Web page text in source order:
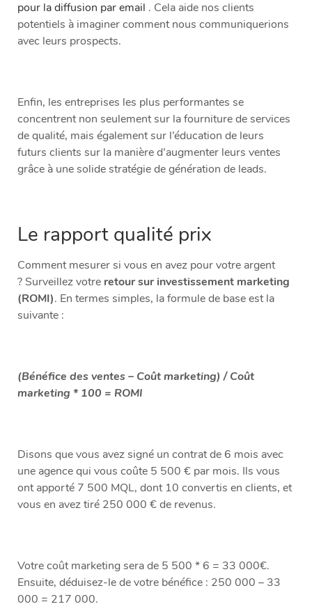
pour la diffusion par email . Cela aide nos clients
potentiels à imaginer comment nous communiquerions
avec leurs prospects.
Enfin, les entreprises les plus performantes se
concentrent non seulement sur la fourniture de services
de qualité, mais également sur l’éducation de leurs
futurs clients sur la manière d’augmenter leurs ventes
grâce à une solide stratégie de génération de leads.
Le rapport qualité prix
Comment mesurer si vous en avez pour votre argent
? Surveillez votre retour sur investissement marketing
(ROMI). En termes simples, la formule de base est la
suivante :
(Bénéfice des ventes – Coût marketing) / Coût
marketing * 100 = ROMI
Disons que vous avez signé un contrat de 6 mois avec
une agence qui vous coûte 5 500 € par mois. Ils vous
ont apporté 7 500 MQL, dont 10 convertis en clients, et
vous en avez tiré 250 000 € de revenus.
Votre coût marketing sera de 5 500 * 6 = 33 000€.
Ensuite, déduisez-le de votre bénéfice : 250 000 – 33
000 = 217 000.